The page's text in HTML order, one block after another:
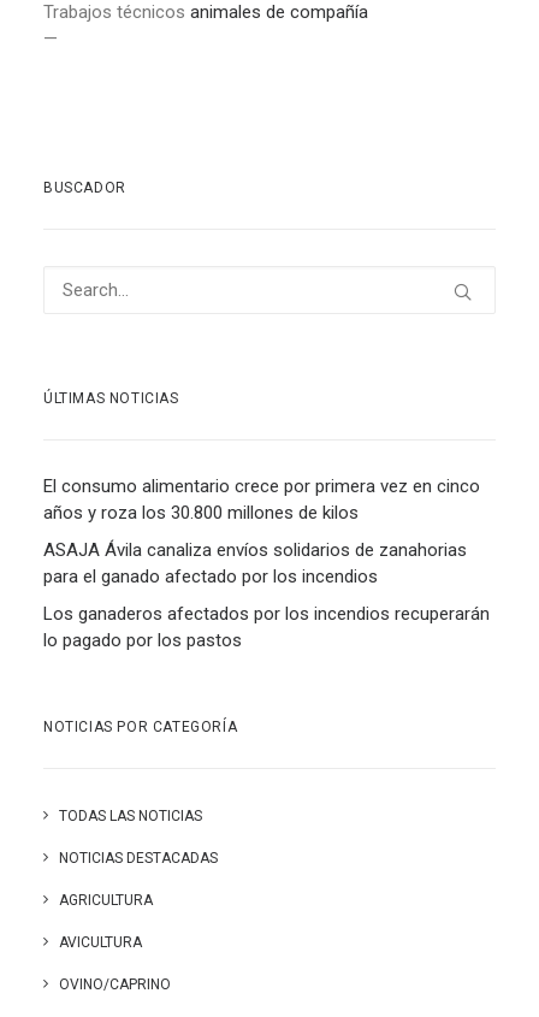
Trabajos técnicos animales de compañía
—
BUSCADOR
ÚLTIMAS NOTICIAS
El consumo alimentario crece por primera vez en cinco
años y roza los 30.800 millones de kilos
ASAJA Ávila canaliza envíos solidarios de zanahorias
para el ganado afectado por los incendios
Los ganaderos afectados por los incendios recuperarán
lo pagado por los pastos
NOTICIAS POR CATEGORÍA
TODAS LAS NOTICIAS
NOTICIAS DESTACADAS
AGRICULTURA
AVICULTURA
OVINO/CAPRINO